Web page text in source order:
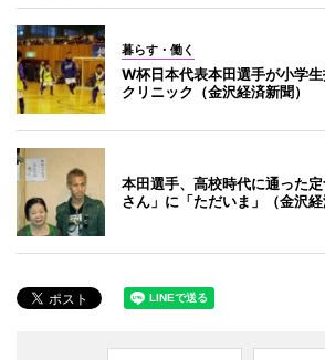
暮らす・働く
W杯日本代表本田選手が小学
クリニック（金沢経済新聞）
本田選手、高校時代に通った
さん」に「ただいま」（金沢経